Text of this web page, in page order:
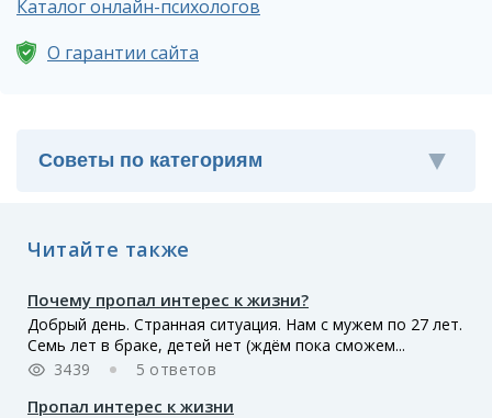
Каталог онлайн-психологов
О гарантии сайта
Читайте также
Почему пропал интерес к жизни?
Добрый день. Странная ситуация. Нам с мужем по 27 лет.
Семь лет в браке, детей нет (ждём пока сможем...
3439
5 ответов
Пропал интерес к жизни